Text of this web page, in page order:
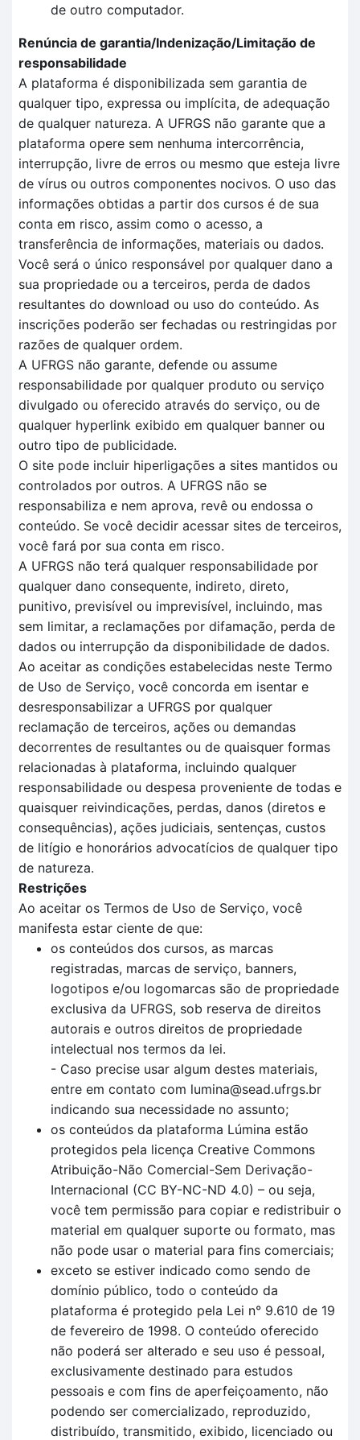
de outro computador.
Renúncia de garantia/Indenização/Limitação de
responsabilidade
A plataforma é disponibilizada sem garantia de
qualquer tipo, expressa ou implícita, de adequação
de qualquer natureza. A UFRGS não garante que a
plataforma opere sem nenhuma intercorrência,
interrupção, livre de erros ou mesmo que esteja livre
de vírus ou outros componentes nocivos. O uso das
informações obtidas a partir dos cursos é de sua
conta em risco, assim como o acesso, a
transferência de informações, materiais ou dados.
Você será o único responsável por qualquer dano a
sua propriedade ou a terceiros, perda de dados
resultantes do download ou uso do conteúdo. As
inscrições poderão ser fechadas ou restringidas por
razões de qualquer ordem.
A UFRGS não garante, defende ou assume
responsabilidade por qualquer produto ou serviço
divulgado ou oferecido através do serviço, ou de
qualquer hyperlink exibido em qualquer banner ou
outro tipo de publicidade.
O site pode incluir hiperligações a sites mantidos ou
controlados por outros. A UFRGS não se
responsabiliza e nem aprova, revê ou endossa o
conteúdo. Se você decidir acessar sites de terceiros,
você fará por sua conta em risco.
A UFRGS não terá qualquer responsabilidade por
qualquer dano consequente, indireto, direto,
punitivo, previsível ou imprevisível, incluindo, mas
sem limitar, a reclamações por difamação, perda de
dados ou interrupção da disponibilidade de dados.
Ao aceitar as condições estabelecidas neste Termo
de Uso de Serviço, você concorda em isentar e
desresponsabilizar a UFRGS por qualquer
reclamação de terceiros, ações ou demandas
decorrentes de resultantes ou de quaisquer formas
relacionadas à plataforma, incluindo qualquer
responsabilidade ou despesa proveniente de todas e
quaisquer reivindicações, perdas, danos (diretos e
consequências), ações judiciais, sentenças, custos
de litígio e honorários advocatícios de qualquer tipo
de natureza.
Restrições
Ao aceitar os Termos de Uso de Serviço, você
manifesta estar ciente de que:
os conteúdos dos cursos, as marcas
registradas, marcas de serviço, banners,
logotipos e/ou logomarcas são de propriedade
exclusiva da UFRGS, sob reserva de direitos
autorais e outros direitos de propriedade
intelectual nos termos da lei.
- Caso precise usar algum destes materiais,
entre em contato com lumina@sead.ufrgs.br
indicando sua necessidade no assunto;
os conteúdos da plataforma Lúmina estão
protegidos pela licença Creative Commons
Atribuição-Não Comercial-Sem Derivação-
Internacional (CC BY-NC-ND 4.0) – ou seja,
você tem permissão para copiar e redistribuir o
material em qualquer suporte ou formato, mas
não pode usar o material para fins comerciais;
exceto se estiver indicado como sendo de
domínio público, todo o conteúdo da
plataforma é protegido pela Lei n° 9.610 de 19
de fevereiro de 1998. O conteúdo oferecido
não poderá ser alterado e seu uso é pessoal,
exclusivamente destinado para estudos
pessoais e com fins de aperfeiçoamento, não
podendo ser comercializado, reproduzido,
distribuído, transmitido, exibido, licenciado ou